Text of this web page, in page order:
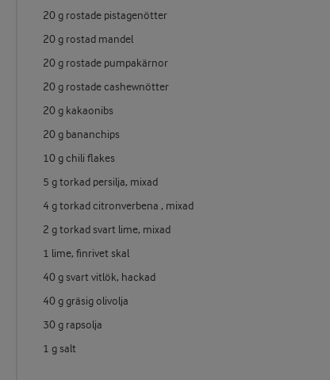
20 g rostade pistagenötter
20 g rostad mandel
20 g rostade pumpakärnor
20 g rostade cashewnötter
20 g kakaonibs
20 g bananchips
10 g chili flakes
5 g torkad persilja, mixad
4 g torkad citronverbena , mixad
2 g torkad svart lime, mixad
1 lime, finrivet skal
40 g svart vitlök, hackad
40 g gräsig olivolja
30 g rapsolja
1 g salt